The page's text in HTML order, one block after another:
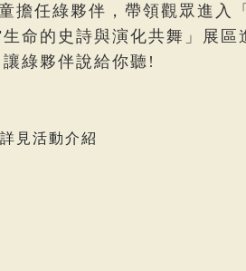
擔任綠夥伴，帶領觀眾進入
命的史詩與演化共舞」展區
綠夥伴說給你聽!
見活動介紹